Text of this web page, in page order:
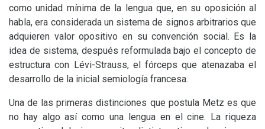
como unidad mínima de la lengua que, en su oposición al
habla, era considerada un sistema de signos arbitrarios que
adquieren valor opositivo en su convención social. Es la
idea de sistema, después reformulada bajo el concepto de
estructura con Lévi-Strauss, el fórceps que atenazaba el
desarrollo de la inicial semiología francesa.
Una de las primeras distinciones que postula Metz es que
no hay algo así como una lengua en el cine. La riqueza